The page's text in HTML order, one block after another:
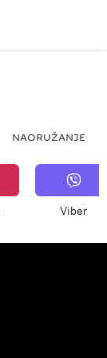
NAORUŽANJE
Viber